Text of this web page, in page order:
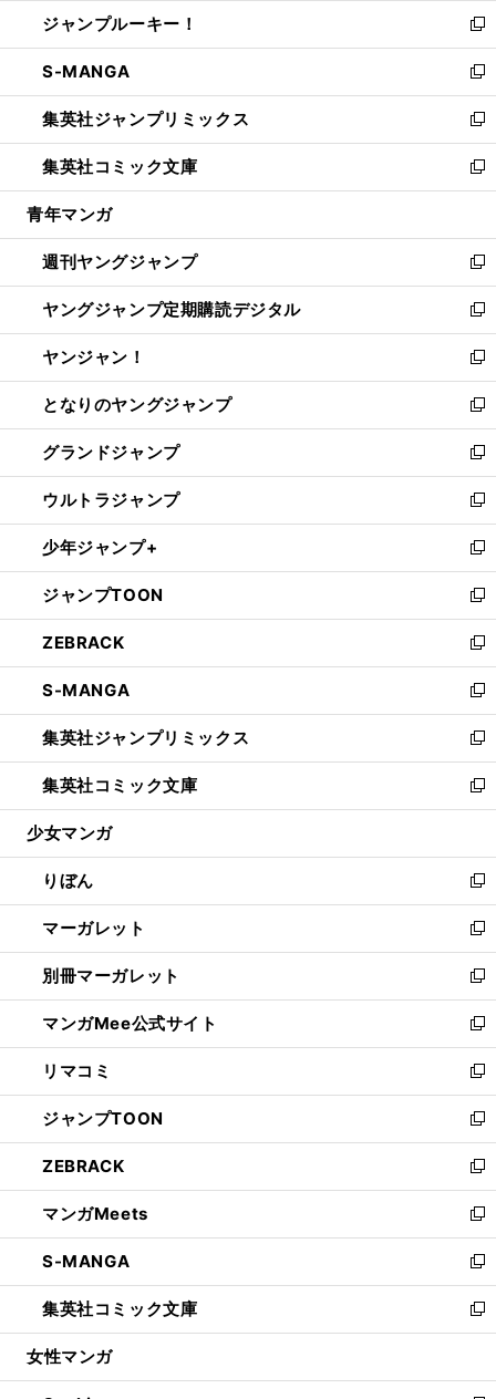
く
で
開
く
ド
ウ
で
開
く
ィ
ン
ド
ウ
で
開
く
し
い
ウ
ィ
ン
ド
ウ
で
開
ジャンプルーキー！
新
し
い
ウ
ィ
ン
ド
ウ
開
く
S-MANGA
新
し
い
ウ
ィ
ン
ウ
で
開
く
集英社ジャンプリミックス
新
し
い
ウ
ン
ド
ウ
で
開
く
集英社コミック文庫
新
し
ウ
ィ
ン
ド
ウ
で
開
く
青年マンガ
週刊ヤングジャンプ
新
し
い
ウ
ィ
ン
ド
ウ
で
開
く
ヤングジャンプ定期購読デジタル
新
し
い
ウ
ィ
ン
ド
ウ
で
開
く
ヤンジャン！
新
し
い
ウ
ィ
ン
ド
ウ
で
開
く
となりのヤングジャンプ
新
し
い
ウ
ィ
ン
ド
ウ
で
開
く
グランドジャンプ
新
し
い
ウ
ィ
ン
ド
ウ
で
開
く
ウルトラジャンプ
新
し
い
ウ
ィ
ン
ド
ウ
で
開
く
少年ジャンプ+
新
し
い
ウ
ィ
ン
ド
ウ
で
開
く
ジャンプTOON
新
し
い
ウ
ィ
ン
ド
ウ
で
開
ZEBRACK
新
し
い
ウ
ィ
ン
ド
ウ
開
く
S-MANGA
新
し
い
ウ
ィ
ン
ウ
で
開
く
集英社ジャンプリミックス
新
し
い
ウ
ン
ド
ウ
で
開
く
集英社コミック文庫
新
し
ウ
ィ
ン
ド
ウ
で
開
く
少女マンガ
りぼん
新
し
い
ウ
ィ
ン
ド
ウ
で
開
く
マーガレット
新
し
い
ウ
ィ
ン
ド
ウ
で
開
く
別冊マーガレット
新
し
い
ウ
ィ
ン
ド
ウ
で
開
く
マンガMee公式サイト
新
し
い
ウ
ィ
ン
ド
ウ
で
開
く
リマコミ
新
し
い
ウ
ィ
ン
ド
ウ
で
開
く
ジャンプTOON
新
し
い
ウ
ィ
ン
ド
ウ
で
開
ZEBRACK
新
し
い
ウ
ィ
ン
ド
ウ
開
マンガMeets
新
し
い
ウ
ィ
ン
ウ
S-MANGA
新
し
い
ウ
ン
集英社コミック文庫
新
し
ウ
女性マンガ